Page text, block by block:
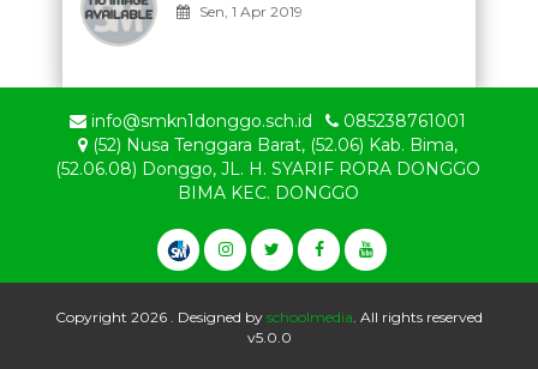
Sen, 1 Apr 2019
info@smkn1donggo.sch.id
085238761001
(52) Nusa Tenggara Barat, (52.06) Kab. Bima,
(52.06.08) Donggo, JL. H. SYARIF RORA DONGGO
BIMA KEC. DONGGO
Copyright 2026 . Designed by schoolmedia. All rights reserved
v5.0.0